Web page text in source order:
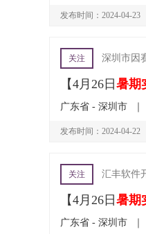
发布时间：2024-04-23
关注 深圳市因
【4月26日 暑期
广东省 - 深圳市
发布时间：2024-04-22
关注 汇丰软件
【4月26日 暑期
广东省 - 深圳市